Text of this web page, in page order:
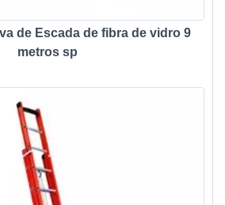
de Escada de fibra de vidro 9
metros sp